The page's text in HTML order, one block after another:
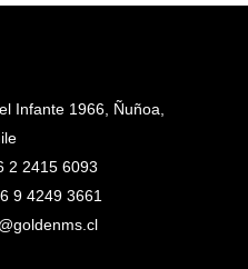
Infante 1966, Ñuñoa,
2 2415 6093
9 4249 3661